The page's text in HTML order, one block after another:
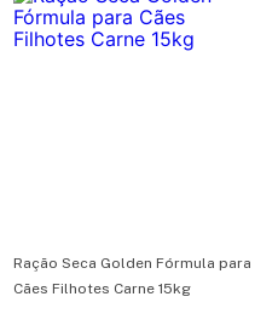
Ração Seca Golden Fórmula para
Cães Filhotes Carne 15kg